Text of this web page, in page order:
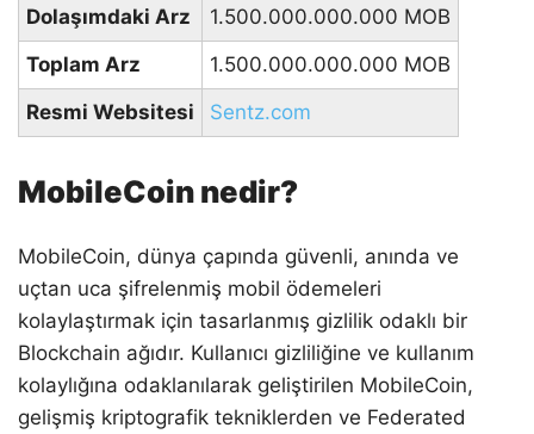
Dolaşımdaki Arz
1.500.000.000.000 MOB
Toplam Arz
1.500.000.000.000 MOB
Resmi Websitesi
Sentz.com
MobileCoin nedir?
MobileCoin, dünya çapında güvenli, anında ve
uçtan uca şifrelenmiş mobil ödemeleri
kolaylaştırmak için tasarlanmış gizlilik odaklı bir
Blockchain ağıdır. Kullanıcı gizliliğine ve kullanım
kolaylığına odaklanılarak geliştirilen MobileCoin,
gelişmiş kriptografik tekniklerden ve Federated